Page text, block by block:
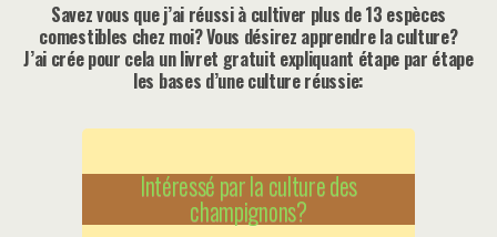
Savez vous que j’ai réussi à cultiver plus de 13 espèces
comestibles chez moi? Vous désirez apprendre la culture?
J’ai crée pour cela un livret gratuit expliquant étape par étape
les bases d’une culture réussie:
Intéressé par la culture des
champignons?